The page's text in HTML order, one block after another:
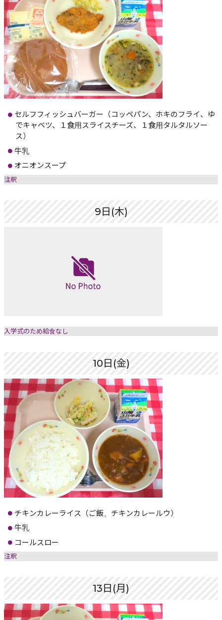
セルフフィッシュバーガー（コッペパン、ホキのフライ、ゆ
でキャベツ、１食用スライスチーズ、１食用タルタルソー
ス）
牛乳
オニオンスープ
注釈
9日(木)
入学式のため給食なし
10日(金)
チキンカレーライス（ご飯、チキンカレールウ）
牛乳
コールスロー
注釈
13日(月)